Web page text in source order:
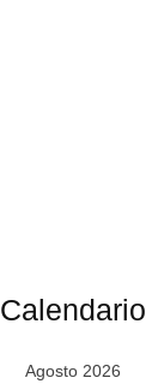
Calendario
Agosto 2026